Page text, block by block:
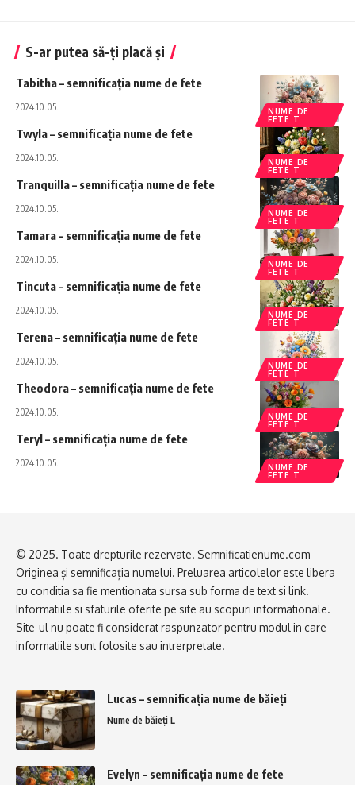
S-ar putea să-ți placă și
NUME DE
FETE T
Tabitha – semnificația nume de fete
2024.10.05.
NUME DE
FETE T
Twyla – semnificația nume de fete
2024.10.05.
NUME DE
FETE T
Tranquilla – semnificația nume de fete
2024.10.05.
NUME DE
FETE T
Tamara – semnificația nume de fete
2024.10.05.
NUME DE
FETE T
Tincuta – semnificația nume de fete
2024.10.05.
NUME DE
FETE T
Terena – semnificația nume de fete
2024.10.05.
NUME DE
FETE T
Theodora – semnificația nume de fete
2024.10.05.
NUME DE
FETE T
Teryl – semnificația nume de fete
2024.10.05.
© 2025. Toate drepturile rezervate. Semnificatienume.com –
Originea și semnificația numelui. Preluarea articolelor este libera
cu conditia sa fie mentionata sursa sub forma de text si link.
Informatiile si sfaturile oferite pe site au scopuri informationale.
Site-ul nu poate fi considerat raspunzator pentru modul in care
informatiile sunt folosite sau intrerpretate.
Lucas – semnificația nume de băieți
Nume de băieți L
Evelyn – semnificația nume de fete